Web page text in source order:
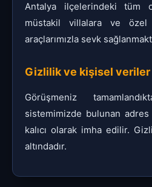
Antalya ilçelerindeki tüm
müstakil villalara ve
araçlarımızla sevk
Gizlilik ve kişisel veriler
Görüşmeniz
sistemimizde bulunan
kalıcı olarak imha edilir.
altındadır.